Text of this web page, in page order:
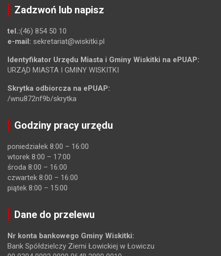
Zadzwoń lub napisz
tel.:(46) 854 50 10
e-mail: sekretariat@wiskitki.pl
Identyfikator Urzędu Miasta i Gminy Wiskitki na ePUAP:
URZĄD MIASTA I GMINY WISKITKI
Skrytka odbiorcza na ePUAP:
/wnu872nf9b/skrytka
Godziny pracy urzędu
poniedziałek 8:00 – 16:00
wtorek 8:00 – 17:00
środa 8:00 – 16:00
czwartek 8:00 – 16:00
piątek 8:00 – 15:00
Dane do przelewu
Nr konta bankowego Gminy Wiskitki:
Bank Spółdzielczy Ziemi Łowickiej w Łowiczu